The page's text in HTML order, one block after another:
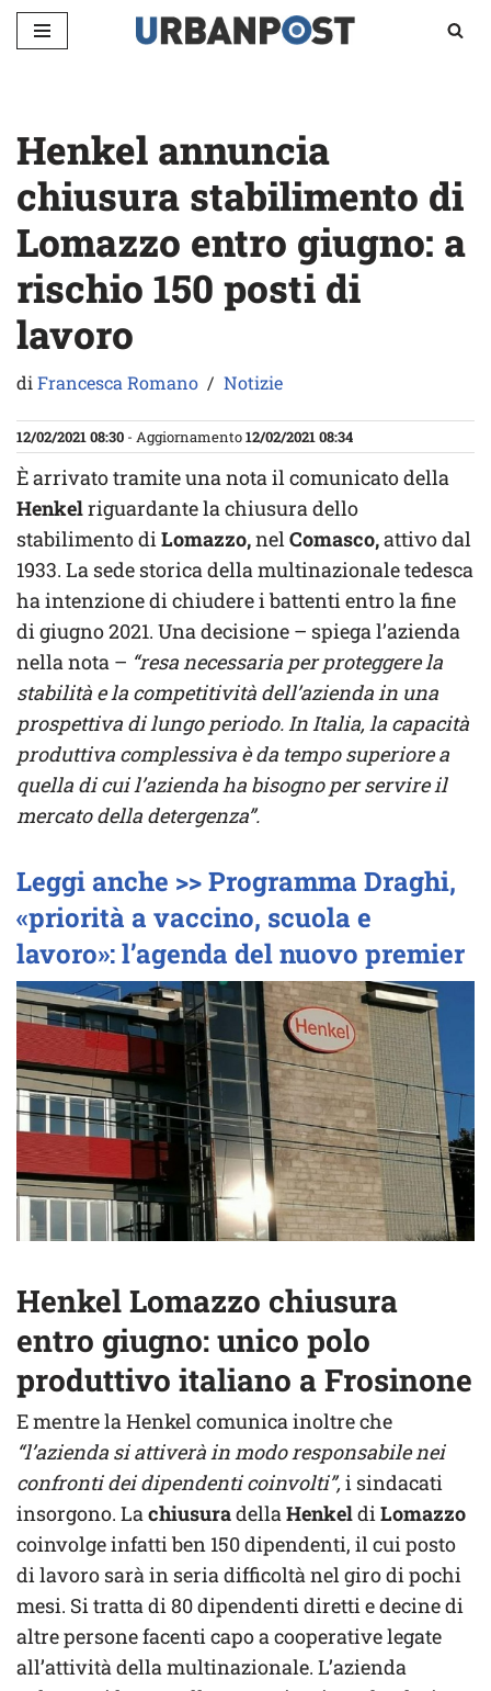
Henkel annuncia
chiusura stabilimento di
Lomazzo entro giugno: a
rischio 150 posti di
lavoro
diFrancesca Romano Notizie
12/02/2021 08:30 - Aggiornamento12/02/2021 08:34
È arrivato tramite una nota il comunicato della
Henkelriguardante la chiusura dello
stabilimento diLomazzo,nelComasco,attivo dal
1933. La sede storica della multinazionale tedesca
ha intenzione di chiudere i battenti entro la fine
di giugno 2021. Una decisione – spiega l’azienda
nella nota – “resa necessaria per proteggere la
stabilità e la competitività dell’azienda in una
prospettiva di lungo periodo. In Italia, la capacità
produttiva complessiva è da tempo superiore a
quella di cui l’azienda ha bisogno per servire il
mercato della detergenza”.
Leggi anche >> Programma Draghi,
«priorità a vaccino, scuola e
lavoro»: l’agenda del nuovo premier
Henkel Lomazzo chiusura
entro giugno: unico polo
produttivo italiano a Frosinone
E mentre la Henkel comunica inoltre che
“l’azienda si attiverà in modo responsabile nei
confronti dei dipendenti coinvolti”,i sindacati
insorgono. LachiusuradellaHenkeldiLomazzo
coinvolge infatti ben 150 dipendenti, il cui posto
di lavoro sarà in seria difficoltà nel giro di pochi
mesi. Si tratta di 80 dipendenti diretti e decine di
altre persone facenti capo a cooperative legate
all’attività della multinazionale. L’azienda